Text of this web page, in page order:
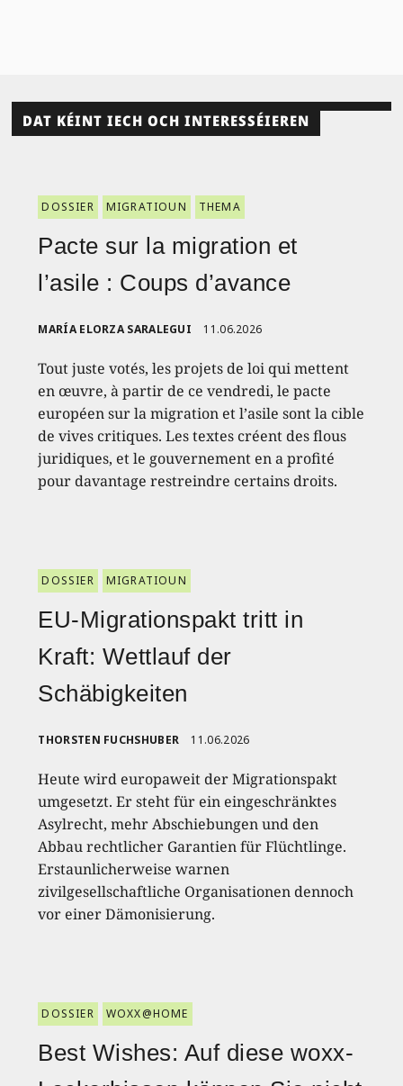
DAT KÉINT IECH OCH INTERESSÉIEREN
DOSSIER MIGRATIOUN THEMA
Pacte sur la migration et
l’asile : Coups d’avance
MARÍA ELORZA SARALEGUI 11.06.2026
Tout juste votés, les projets de loi qui mettent
en œuvre, à partir de ce vendredi, le pacte
européen sur la migration et l’asile sont la cible
de vives critiques. Les textes créent des flous
juridiques, et le gouvernement en a profité
pour davantage restreindre certains droits.
DOSSIER MIGRATIOUN
EU-Migrationspakt tritt in
Kraft: Wettlauf der
Schäbigkeiten
THORSTEN FUCHSHUBER 11.06.2026
Heute wird europaweit der Migrationspakt
umgesetzt. Er steht für ein eingeschränktes
Asylrecht, mehr Abschiebungen und den
Abbau rechtlicher Garantien für Flüchtlinge.
Erstaunlicherweise warnen
zivilgesellschaftliche Organisationen dennoch
vor einer Dämonisierung.
DOSSIER WOXX@HOME
Best Wishes: Auf diese woxx-